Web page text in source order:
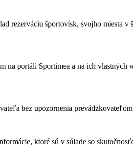
rezerváciu športovísk, svojho miesta
portáli Sportimea a na ich vlastných
bez upozornenia prevádzkovateľom
ktoré sú v súlade so